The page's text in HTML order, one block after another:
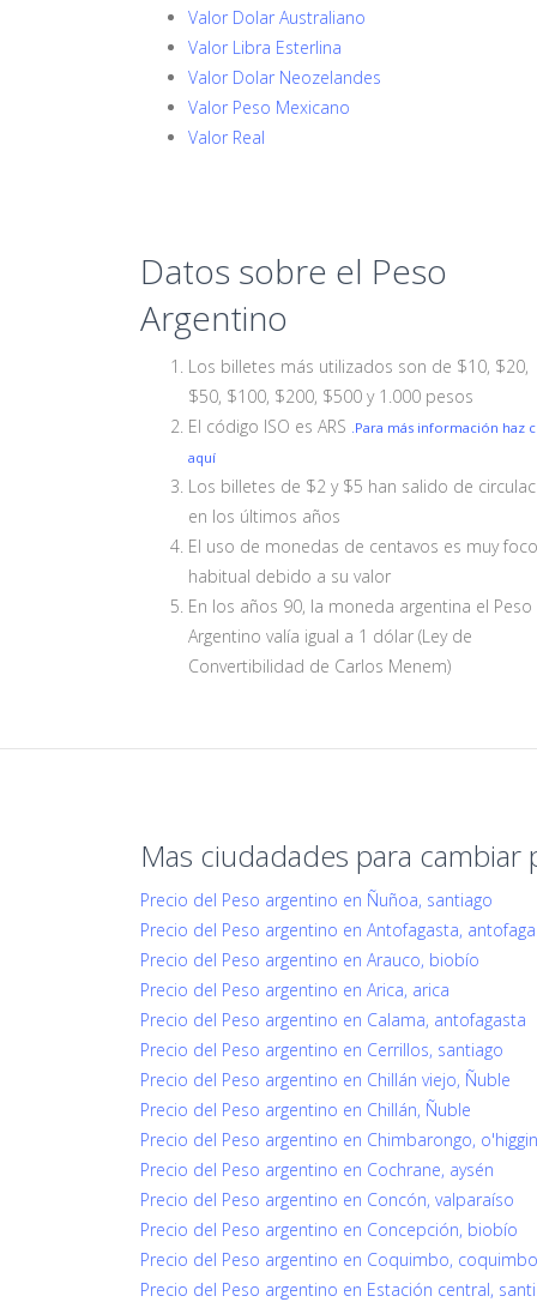
Valor Dolar Australiano
Valor Libra Esterlina
Valor Dolar Neozelandes
Valor Peso Mexicano
Valor Real
Datos sobre el Peso
Argentino
Los billetes más utilizados son de $10, $20,
$50, $100, $200, $500 y 1.000 pesos
El código ISO es ARS .Para más información haz
aquí
Los billetes de $2 y $5 han salido de
en los últimos años
El uso de monedas de centavos es muy foco
habitual debido a su valor
En los años 90, la moneda argentina el Peso
Argentino valía igual a 1 dólar (Ley de
Convertibilidad de Carlos Menem)
Mas ciudadades para cambiar
Precio del Peso argentino en Ñuñoa, santiago
Precio del Peso argentino en Antofagasta,
Precio del Peso argentino en Arauco, biobío
Precio del Peso argentino en Arica, arica
Precio del Peso argentino en Calama, antofagasta
Precio del Peso argentino en Cerrillos, santiago
Precio del Peso argentino en Chillán viejo, Ñuble
Precio del Peso argentino en Chillán, Ñuble
Precio del Peso argentino en Chimbarongo,
Precio del Peso argentino en Cochrane, aysén
Precio del Peso argentino en Concón, valparaíso
Precio del Peso argentino en Concepción, biobío
Precio del Peso argentino en Coquimbo, coquimbo
Precio del Peso argentino en Estación central,